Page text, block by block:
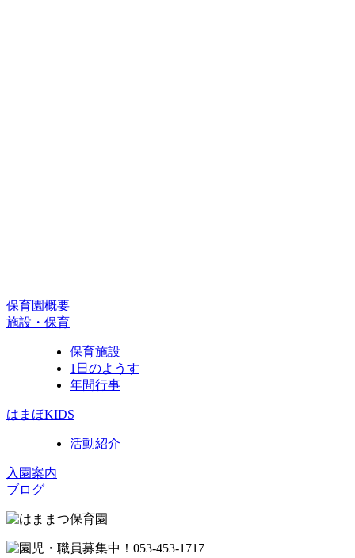
保育園概要
施設・保育
保育施設
1日のようす
年間行事
はまほKIDS
活動紹介
入園案内
ブログ